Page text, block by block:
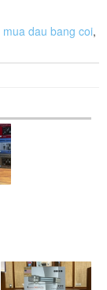
mua dau bang coi,